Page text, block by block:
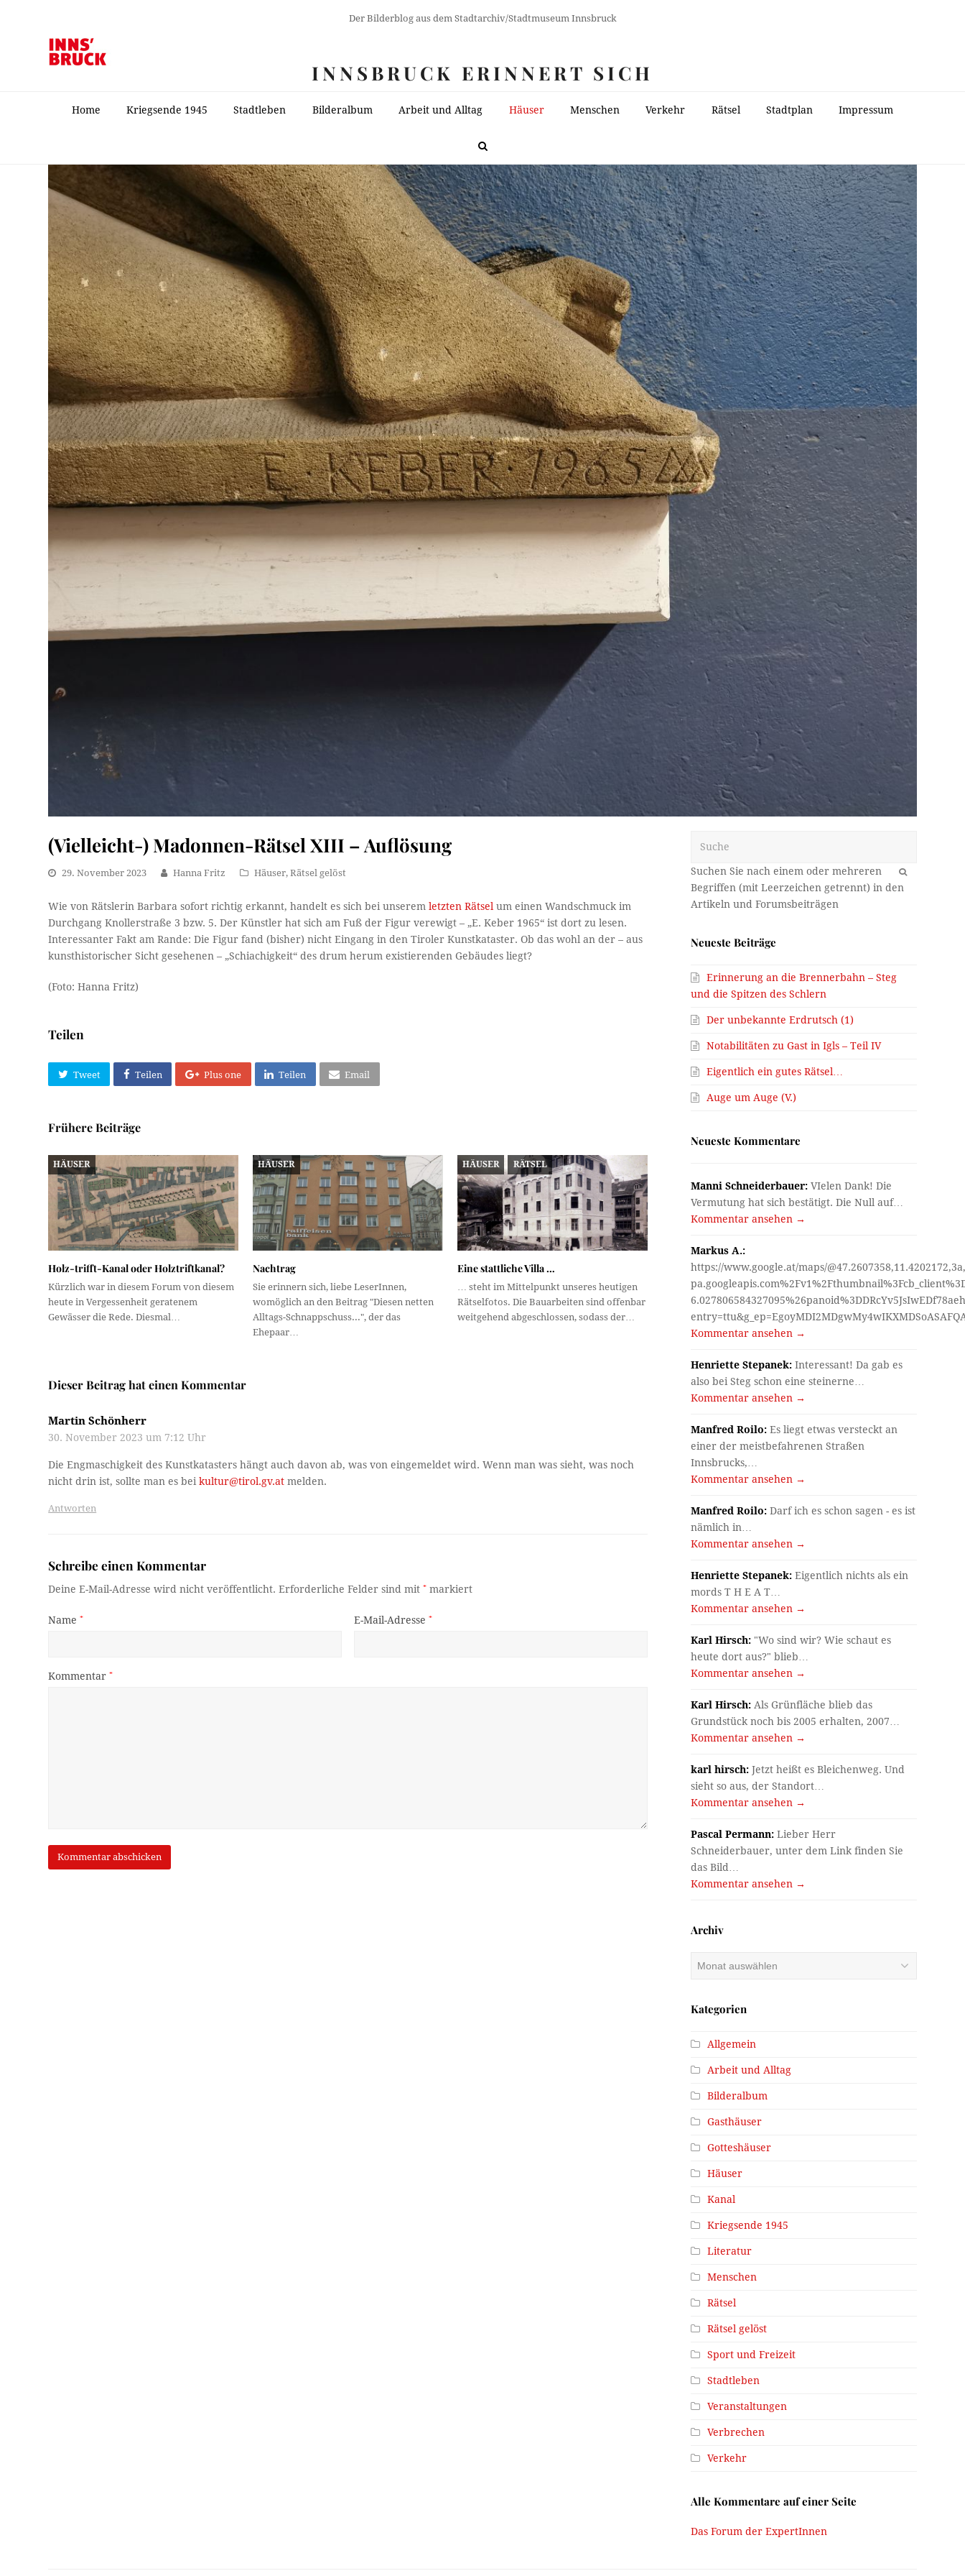
Der Bilderblog aus dem Stadtarchiv/Stadtmuseum Innsbruck
INNSBRUCK ERINNERT SICH
Home Kriegsende 1945 Stadtleben Bilderalbum Arbeit und Alltag Häuser Menschen Verkehr Rätsel Stadtplan Impressum
(Vielleicht-) Madonnen-Rätsel XIII – Auflösung
29. November 2023 Hanna Fritz Häuser,Rätsel gelöst
Wie von Rätslerin Barbara sofort richtig erkannt, handelt es sich bei unseremletzten Rätsel um einen Wandschmuck im
Durchgang Knollerstraße 3 bzw. 5. Der Künstler hat sich am Fuß der Figur verewigt – „E. Keber 1965“ ist dort zu lesen.
Interessanter Fakt am Rande: Die Figur fand (bisher) nicht Eingang in den Tiroler Kunstkataster. Ob das wohl an der – aus
kunsthistorischer Sicht gesehenen – „Schiachigkeit“ des drum herum existierenden Gebäudes liegt?
(Foto: Hanna Fritz)
Teilen
Tweet Teilen Plus one Teilen Email
Frühere Beiträge
HÄUSER
Holz-trifft-Kanal oder Holztriftkanal?
Kürzlich war in diesem Forum von diesem
heute in Vergessenheit geratenem
Gewässer die Rede. Diesmal…
HÄUSER
Nachtrag
Sie erinnern sich, liebe LeserInnen,
womöglich an den Beitrag "Diesen netten
Alltags-Schnappschuss...", der das
Ehepaar…
HÄUSER RÄTSEL
Eine stattliche Villa …
… steht im Mittelpunkt unseres heutigen
Rätselfotos. Die Bauarbeiten sind offenbar
weitgehend abgeschlossen, sodass der…
Dieser Beitrag hat einen Kommentar
Martin Schönherr
30. November 2023 um 7:12 Uhr
Die Engmaschigkeit des Kunstkatasters hängt auch davon ab, was von eingemeldet wird. Wenn man was sieht, was noch
nicht drin ist, sollte man es beikultur@tirol.gv.at melden.
Antworten
Schreibe einen Kommentar
Deine E-Mail-Adresse wird nicht veröffentlicht. Erforderliche Felder sind mit* markiert
Name* E-Mail-Adresse *
Kommentar*
OK
Neueste Beiträge
Erinnerung an die Brennerbahn – Steg
und die Spitzen des Schlern
Der unbekannte Erdrutsch (1)
Notabilitäten zu Gast in Igls – Teil IV
Eigentlich ein gutes Rätsel…
Auge um Auge (V.)
Neueste Kommentare
Manni Schneiderbauer: VIelen Dank! Die
Vermutung hat sich bestätigt. Die Null auf…
Kommentar ansehen →
Markus A.:
https://www.google.at/maps/
Kommentar ansehen →
Henriette Stepanek: Interessant! Da gab es
also bei Steg schon eine steinerne…
Kommentar ansehen →
Manfred Roilo: Es liegt etwas versteckt an
einer der meistbefahrenen Straßen
Innsbrucks,…
Kommentar ansehen →
Manfred Roilo: Darf ich es schon sagen - es ist
nämlich in…
Kommentar ansehen →
Henriette Stepanek: Eigentlich nichts als ein
mords T H E A T…
Kommentar ansehen →
Karl Hirsch: "Wo sind wir? Wie schaut es
heute dort aus?" blieb…
Kommentar ansehen →
Karl Hirsch: Als Grünfläche blieb das
Grundstück noch bis 2005 erhalten, 2007…
Kommentar ansehen →
karl hirsch: Jetzt heißt es Bleichenweg. Und
sieht so aus, der Standort…
Kommentar ansehen →
Pascal Permann: Lieber Herr
Schneiderbauer, unter dem Link finden Sie
das Bild…
Kommentar ansehen →
Archiv
Kategorien
Allgemein
Arbeit und Alltag
Bilderalbum
Gasthäuser
Gotteshäuser
Häuser
Kanal
Kriegsende 1945
Literatur
Menschen
Rätsel
Rätsel gelöst
Sport und Freizeit
Stadtleben
Veranstaltungen
Verbrechen
Verkehr
Alle Kommentare auf einer Seite
Das Forum der ExpertInnen